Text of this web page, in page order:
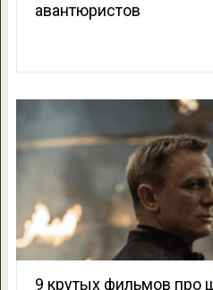
авантюристов
9 крутых фильмов про